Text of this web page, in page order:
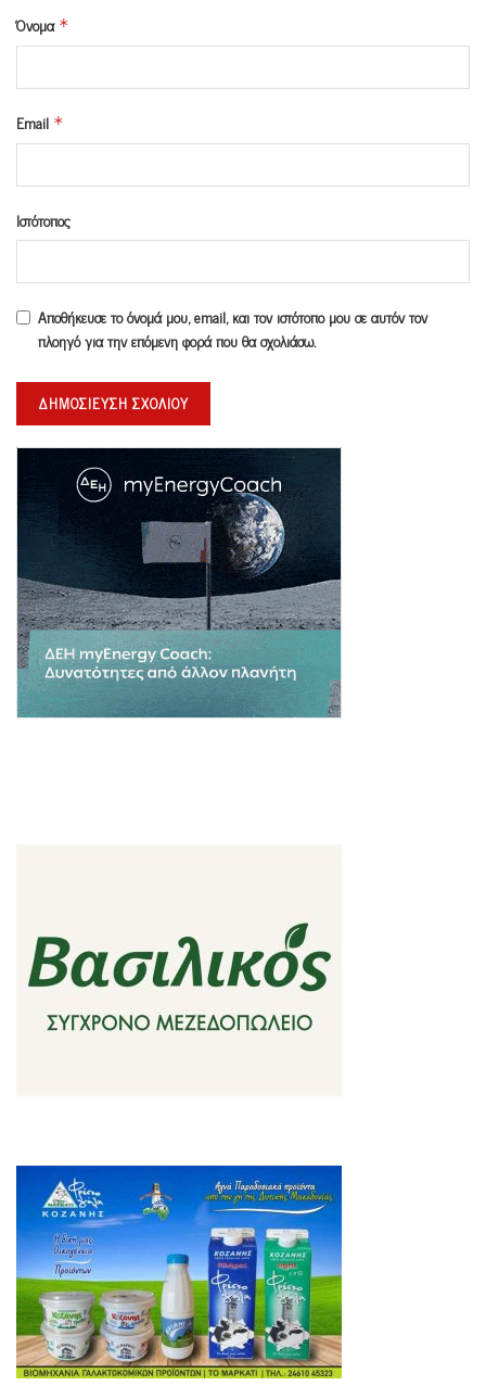
Όνομα *
Email *
Ιστότοπος
Αποθήκευσε το όνομά μου, email, και τον ιστότοπο μου σε αυτόν τον
πλοηγό για την επόμενη φορά που θα σχολιάσω.